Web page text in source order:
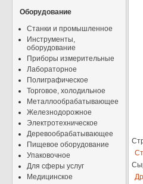
Оборудование
Станки и промышленное
Инструменты,
оборудование
Приборы измерительные
Лабораторное
Полиграфическое
Торговое, холодильное
Металлообрабатывающее
Железнодорожное
Электротехническое
Деревообрабатывающее
Пищевое оборудование
Упаковочное
Для сферы услуг
Медицинское